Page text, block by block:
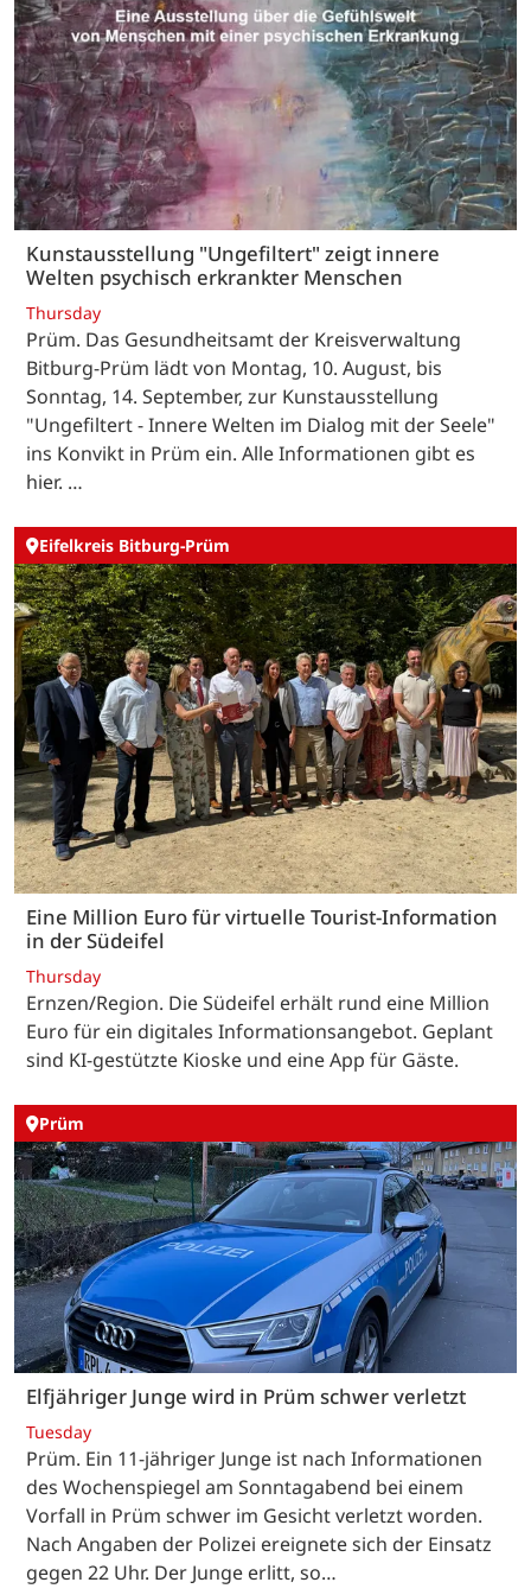
Kunstausstellung "Ungefiltert" zeigt innere
Welten psychisch erkrankter Menschen
Thursday
Prüm. Das Gesundheitsamt der Kreisverwaltung
Bitburg-Prüm lädt von Montag, 10. August, bis
Sonntag, 14. September, zur Kunstausstellung
"Ungefiltert - Innere Welten im Dialog mit der Seele"
ins Konvikt in Prüm ein. Alle Informationen gibt es
hier. …
Eifelkreis Bitburg-Prüm
Eine Million Euro für virtuelle Tourist-Information
in der Südeifel
Thursday
Ernzen/Region. Die Südeifel erhält rund eine Million
Euro für ein digitales Informationsangebot. Geplant
sind KI-gestützte Kioske und eine App für Gäste.
Prüm
Elfjähriger Junge wird in Prüm schwer verletzt
Tuesday
Prüm. Ein 11-jähriger Junge ist nach Informationen
des Wochenspiegel am Sonntagabend bei einem
Vorfall in Prüm schwer im Gesicht verletzt worden.
Nach Angaben der Polizei ereignete sich der Einsatz
gegen 22 Uhr. Der Junge erlitt, so…